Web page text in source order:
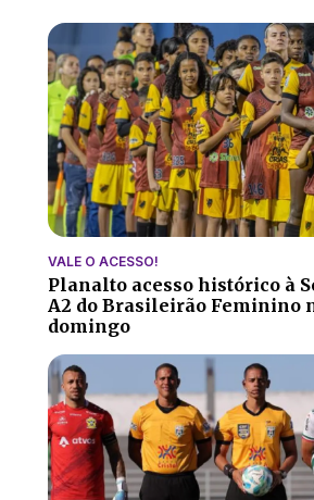
VALE O ACESSO!
Planalto acesso histórico à
A2 do Brasileirão Feminino
domingo